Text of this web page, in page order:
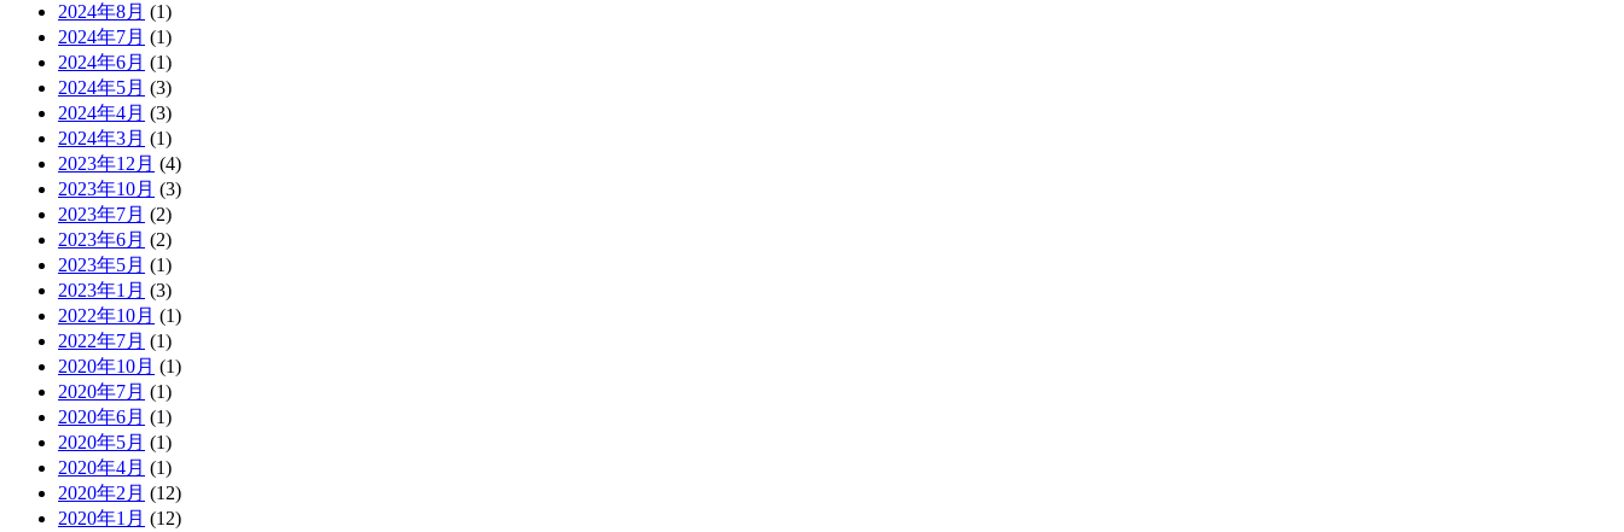
2024年8月 (1)
2024年7月 (1)
2024年6月 (1)
2024年5月 (3)
2024年4月 (3)
2024年3月 (1)
2023年12月 (4)
2023年10月 (3)
2023年7月 (2)
2023年6月 (2)
2023年5月 (1)
2023年1月 (3)
2022年10月 (1)
2022年7月 (1)
2020年10月 (1)
2020年7月 (1)
2020年6月 (1)
2020年5月 (1)
2020年4月 (1)
2020年2月 (12)
2020年1月 (12)